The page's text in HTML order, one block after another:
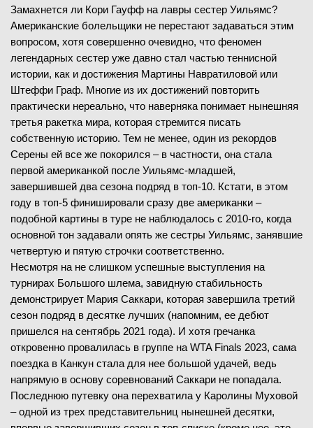
Замахнется ли Кори Гауфф на лавры сестер Уильямс?
Американские болельщики не перестают задаваться этим
вопросом, хотя совершенно очевидно, что феномен
легендарных сестер уже давно стал частью теннисной
истории, как и достижения Мартины Навратиловой или
Штеффи Граф. Многие из их достижений повторить
практически нереально, что наверняка понимает нынешняя
третья ракетка мира, которая стремится писать
собственную историю. Тем не менее, один из рекордов
Серены ей все же покорился – в частности, она стала
первой американкой после Уильямс-младшей,
завершившей два сезона подряд в топ-10. Кстати, в этом
году в топ-5 финишировали сразу две американки –
подобной картины в туре не наблюдалось с 2010-го, когда
основной тон задавали опять же сестры Уильямс, занявшие
четвертую и пятую строчки соответственно.
Несмотря на не слишком успешные выступления на
турнирах Большого шлема, завидную стабильность
демонстрирует Мария Саккари, которая завершила третий
сезон подряд в десятке лучших (напомним, ее дебют
пришелся на сентябрь 2021 года). И хотя гречанка
откровенно провалилась в группе на WTA Finals 2023, сама
поездка в Канкун стала для нее большой удачей, ведь
напрямую в основу соревнований Саккари не попадала.
Последнюю путевку она перехватила у Каролины Муховой
– одной из трех представительниц нынешней десятки,